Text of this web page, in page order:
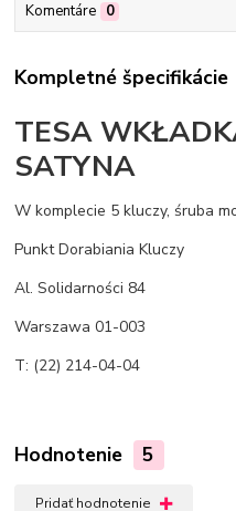
Komentáre 0
Kompletné špecifikácie
TESA
SATYNA
W komplecie 5 kluczy, śruba
Punkt Dorabiania Kluczy
Al. Solidarności 84
Warszawa 01-003
T: (22) 214-04-04
Hodnotenie 5
Pridať hodnotenie